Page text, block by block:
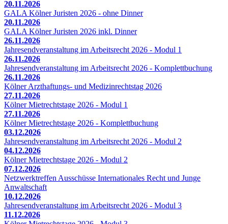
20.11.2026
GALA Kölner Juristen 2026 - ohne Dinner
20.11.2026
GALA Kölner Juristen 2026 inkl. Dinner
26.11.2026
Jahresendveranstaltung im Arbeitsrecht 2026 - Modul 1
26.11.2026
Jahresendveranstaltung im Arbeitsrecht 2026 - Komplettbuchung
26.11.2026
Kölner Arzthaftungs- und Medizinrechtstag 2026
27.11.2026
Kölner Mietrechtstage 2026 - Modul 1
27.11.2026
Kölner Mietrechtstage 2026 - Komplettbuchung
03.12.2026
Jahresendveranstaltung im Arbeitsrecht 2026 - Modul 2
04.12.2026
Kölner Mietrechtstage 2026 - Modul 2
07.12.2026
Netzwerktreffen Ausschüsse Internationales Recht und Junge
Anwaltschaft
10.12.2026
Jahresendveranstaltung im Arbeitsrecht 2026 - Modul 3
11.12.2026